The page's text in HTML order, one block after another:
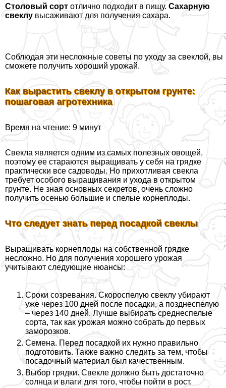
Столовый сорт отлично подходит в пищу. Сахарную
свеклу высаживают для получения сахара.
Соблюдая эти несложные советы по уходу за свеклой, вы
сможете получить хороший урожай.
Как вырастить свеклу в открытом грунте:
пошаговая агротехника
Время на чтение: 9 минут
Свекла является одним из самых полезных овощей,
поэтому ее стараются выращивать у себя на грядке
пpaктически все садоводы. Но прихотливая свекла
требует особого выращивания и ухода в открытом
грунте. Не зная основных секретов, очень сложно
получить осенью большие и спелые корнеплоды.
Что следует знать перед посадкой свеклы
Выращивать корнеплоды на собственной грядке
несложно. Но для получения хорошего урожая
учитывают следующие нюансы:
Сроки созревания. Скороспелую свеклу убирают
уже через 100 дней после посадки, а позднеспелую
– через 140 дней. Лучше выбирать среднеспелые
сорта, так как урожая можно собрать до первых
заморозков.
Семена. Перед посадкой их нужно правильно
подготовить. Также важно следить за тем, чтобы
посадочный материал был качественным.
Выбор грядки. Свекле должно быть достаточно
солнца и влаги для того, чтобы пойти в рост.